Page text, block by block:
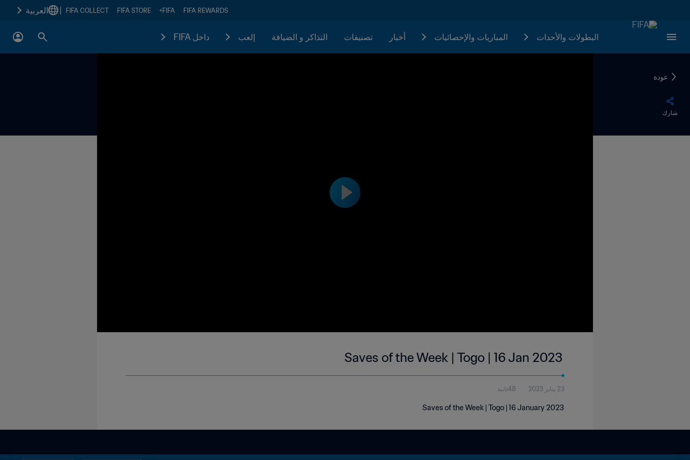
FIFA REWARDS
FIFA+
FIFA STORE
FIFA COLLECT العربية
البطولات والأحدات المباريات والإحصائيات أخبار تصنيفات التذاكر و الضيافة إلعب داخل FIFA
عودة
شارك
Saves of the Week | Togo | 16 Jan 2023
23 يناير 2023 48ثانية
Saves of the Week | Togo | 16 January 2023